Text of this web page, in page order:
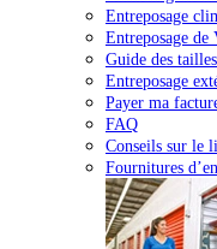
Entreposage
Entreposage de
Guide des
Entreposage
Payer ma
FAQ
Conseils sur le
Fournitures